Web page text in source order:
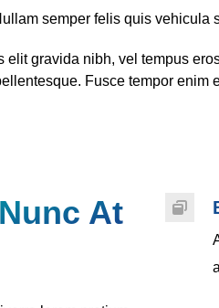
semper felis quis vehicula
elit gravida nibh, vel tempus
Fusce tempor enim
At